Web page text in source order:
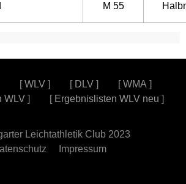
M 55
[WLV ] [ DLV ] [WMA ]
WLV] [ Ergebnislisten WLV neu ]
Leichtathletik Club 2023
Impressum